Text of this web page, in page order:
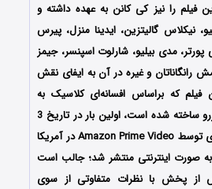
فیلم را نیز کی کانن به عهده داشته و
نیکلاس گالیتزین، ایدینا منزل، پیرس
پورتر، مدی بیلیو، شارلوت اسپنسر، جیمز
رانگاناتان و غیره در آن به ایفای نقش
فیلم که براساس افسانه‌ای کلاسیک به
همین نام نوشته چارلز پررو ساخته شده است، اولین بار در تاریخ 3
سپتامبر سال 2021 میلادی توسط Amazon Prime Video در آمریکا
صورت اینترنتی منتشر شد؛ جالب است
از پخش با نظرات متفاوتی از سوی